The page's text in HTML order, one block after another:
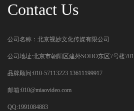
Contact Us
公司名称：北京视妙文化传媒有限公司
公司地址:北京市朝阳区建外SOHO东区7号楼701
品牌顾问:010-57113223 13611199917
邮箱:010@miaovideo.com
QQ:1991084883